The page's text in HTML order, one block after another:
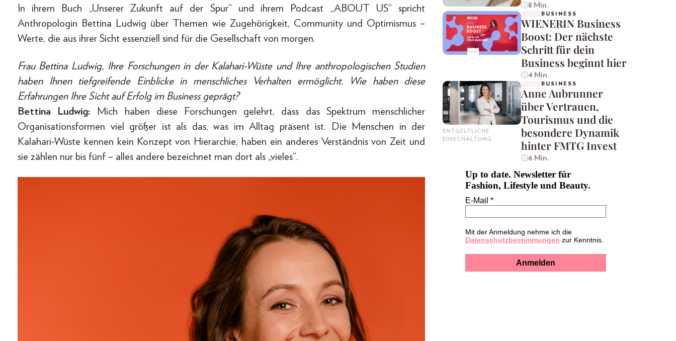
In ihrem Buch „Unserer Zukunft auf der Spur“ und ihrem Podcast „ABOUT US“ spricht
Anthropologin Bettina Ludwig über Themen wie Zugehörigkeit, Community und Optimismus –
Werte, die aus ihrer Sicht essenziell sind für die Gesellschaft von morgen.
Frau Bettina Ludwig, Ihre Forschungen in der Kalahari-Wüste und Ihre anthropologischen Studien
haben Ihnen tiefgreifende Einblicke in menschliches Verhalten ermöglicht. Wie haben diese
Erfahrungen Ihre Sicht auf Erfolg im Business geprägt?
Bettina Ludwig: Mich haben diese Forschungen gelehrt, dass das Spektrum menschlicher
Organisationsformen viel größer ist als das, was im Alltag präsent ist. Die Menschen in der
Kalahari-Wüste kennen kein Konzept von Hierarchie, haben ein anderes Verständnis von Zeit und
sie zählen nur bis fünf – alles andere bezeichnet man dort als „vieles“.
8 Min.
BUSINESS
WIENERIN Business
Boost: Der nächste
Schritt für dein
Business beginnt hier
4 Min.
ENTGELTLICHE
EINSCHALTUNG
BUSINESS
Anne Aubrunner
über Vertrauen,
Tourismus und die
besondere Dynamik
hinter FMTG Invest
6 Min.